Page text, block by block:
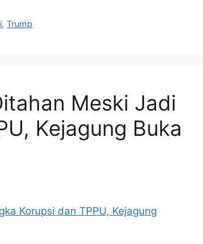
,Trump
Meski Jadi
Kejagung Buka